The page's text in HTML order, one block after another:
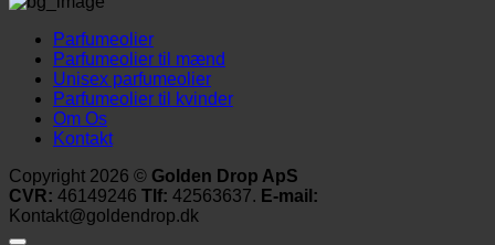
Parfumeolier
Parfumeolier til mænd
Unisex parfumeolier
Parfumeolier til kvinder
Om Os
Kontakt
Copyright 2026 © Golden Drop ApS
CVR: 46149246 Tlf: 42563637. E-mail:
Kontakt@goldendrop.dk